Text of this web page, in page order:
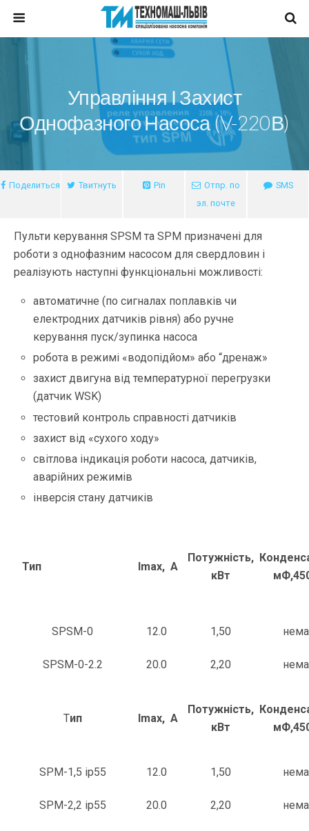
Управління І Захист
Однофазного Насоса (V-220В)
Поделиться Твитнуть Pin
Отпр. по
эл. почте
SMS
Пульти керування SPSM та SPM призначені для
роботи з однофазним насосом для свердловин і
реалізують наступні функціональні можливості:
автоматичне (по сигналах поплавків чи
електродних датчиків рівня) або ручне
керування пуск/зупинка насоса
робота в режимі «водопідйом» або “дренаж»
захист двигуна від температурної перегрузки
(датчик WSK)
тестовий контроль справності датчиків
захист від «сухого ходу»
світлова індикація роботи насоса, датчиків,
аварійних режимів
інверсія стану датчиків
Тип Imax, A
Потужність,
кВт
SPSM-0 12.0 1,50 нема
SPSM-0-2.2 20.0 2,20 нема
Тип Imax, A
Потужність,
кВт
SPM-1,5 ip55 12.0 1,50 нема
SPM-2,2 ip55 20.0 2,20 нема